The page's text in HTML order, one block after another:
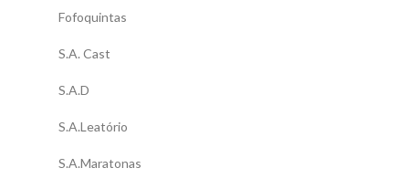
Fofoquintas
S.A. Cast
S.A.D
S.A.Leatório
S.A.Maratonas